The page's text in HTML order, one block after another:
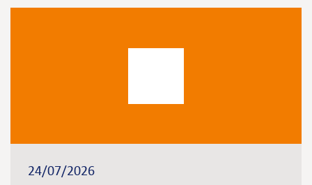
24/07/2026